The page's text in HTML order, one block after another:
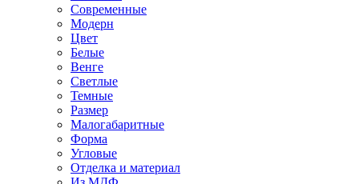
Современные
Модерн
Цвет
Белые
Венге
Светлые
Темные
Размер
Малогабаритные
Форма
Угловые
Отделка и материал